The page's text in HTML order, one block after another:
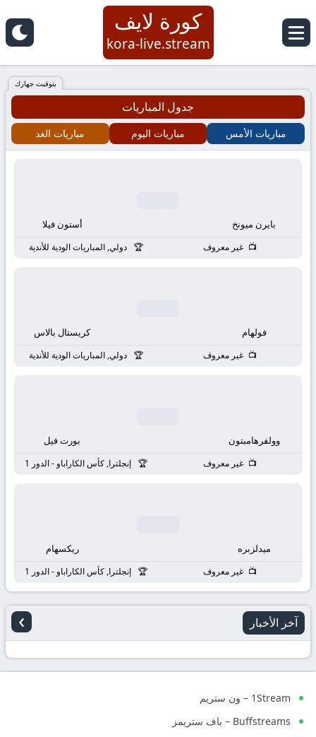
كورة
لايف
|
koora
مباريات
مباشر
live
كورة لايف
kora-live.stream
بتوقيت جهازك
جدول المباريات
مباريات الأمس مباريات اليوم مباريات الغد
بايرن ميونخ أستون فيلا
غير معروف دولي, المباريات الودية للأندية
فولهام كريستال بالاس
غير معروف دولي, المباريات الودية للأندية
وولفرهامبتون بورت فيل
غير معروف إنجلترا, كأس الكاراباو - الدور 1
ميدلزبره ريكسهام
غير معروف إنجلترا, كأس الكاراباو - الدور 1
آخر الأخبار ›
1Stream – ون ستريم
Buffstreams – باف ستريمز